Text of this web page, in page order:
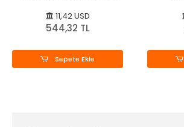
11,42 USD
544,32 TL
Sepete Ekle